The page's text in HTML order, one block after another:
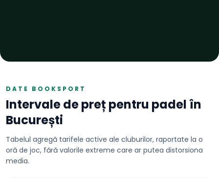
DATE BOOKSPORT
Intervale de preț pentru padel în
București
Tabelul agregă tarifele active ale cluburilor, raportate la o
oră de joc, fără valorile extreme care ar putea distorsiona
media.